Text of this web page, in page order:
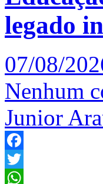
legado
07/08/
Nenhum
Junior
Facebook
Twitter